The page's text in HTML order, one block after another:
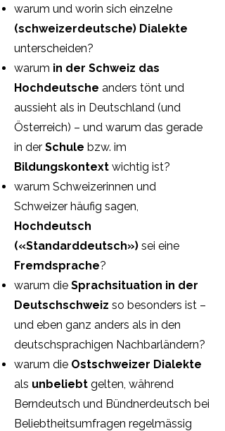
warum und worin sich einzelne
(schweizerdeutsche) Dialekte
unterscheiden?
warum in der Schweiz das
Hochdeutsche anders tönt und
aussieht als in Deutschland (und
Österreich) – und warum das gerade
in der Schule bzw. im
Bildungskontext wichtig ist?
warum Schweizerinnen und
Schweizer häufig sagen,
Hochdeutsch
(«Standarddeutsch») sei eine
Fremdsprache?
warum die Sprachsituation in der
Deutschschweiz so besonders ist –
und eben ganz anders als in den
deutschsprachigen Nachbarländern?
warum die Ostschweizer Dialekte
als unbeliebt gelten, während
Berndeutsch und Bündnerdeutsch bei
Beliebtheitsumfragen regelmässig